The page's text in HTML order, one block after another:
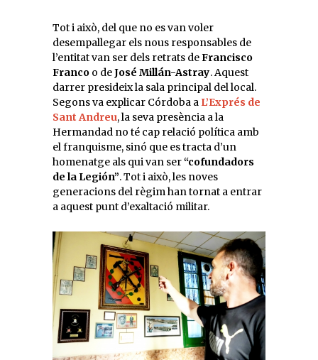
Tot i això, del que no es van voler
desempallegar els nous responsables de
l’entitat van ser dels retrats deFrancisco
Franco o deJosé Millán-Astray. Aquest
darrer presideix la sala principal del local.
Segons va explicar Córdoba a L’Exprés de
Sant Andreu, la seva presència a la
Hermandad no té cap relació política amb
el franquisme, sinó que es tracta d’un
homenatge als qui van ser“cofundadors
de la Legión”. Tot i això, les noves
generacions del règim han tornat a entrar
a aquest punt d’exaltació militar.